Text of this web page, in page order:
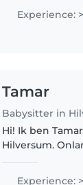
12de en kom
familie waar ik
Experience:
Tamar
Babysitter in
Hi! Ik ben
Hilversum.
Experience: